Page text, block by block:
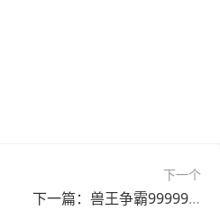
下一个
下一篇：兽王争霸999999钻999999金币